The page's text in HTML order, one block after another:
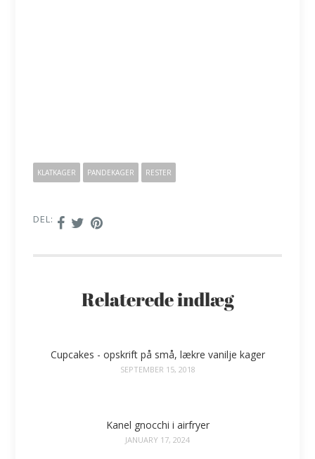
KLATKAGER PANDEKAGER RESTER
DEL:
Relaterede indlæg
Cupcakes - opskrift på små, lækre vanilje kager
SEPTEMBER 15, 2018
Kanel gnocchi i airfryer
JANUARY 17, 2024